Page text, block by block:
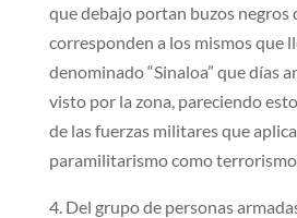
que debajo portan buzos
corresponden a los mismos que
denominado “Sinaloa” que días
visto por la zona, pareciendo
de las fuerzas militares que
paramilitarismo como terrorismo
4. Del grupo de personas